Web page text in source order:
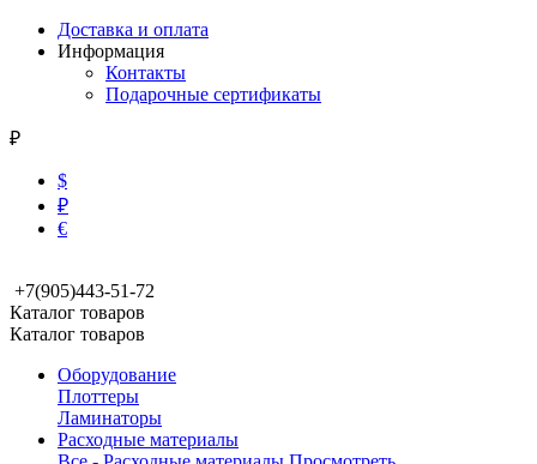
Доставка и оплата
Информация
Контакты
Подарочные сертификаты
₽
$
₽
€
+7(905)443-51-72
Каталог товаров
Каталог товаров
Оборудование
Плоттеры
Ламинаторы
Расходные материалы